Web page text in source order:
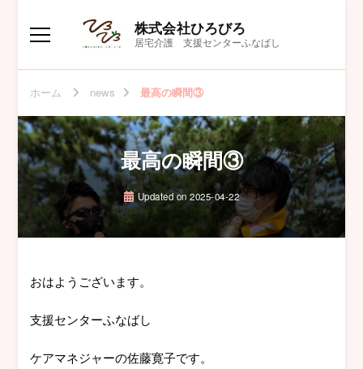
株式会社ひろびろ
居宅介護 支援センターふなばし
ホーム news 最高の瞬間③
最高の瞬間③
Updated on2025-04-22
おはようございます。
支援センターふなばし
ケアマネジャーの佐藤寛子です。